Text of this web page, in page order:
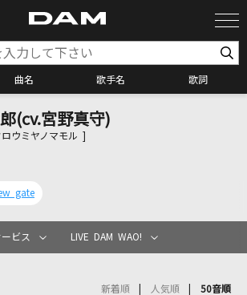
曲名 歌手名 歌詞
カラオケ検索
カラオケリクエスト
(cv.宮野真守)
ウミヤノマモル ]
gate
ビス LIVE DAM WAO!
新着順 人気順 50音順